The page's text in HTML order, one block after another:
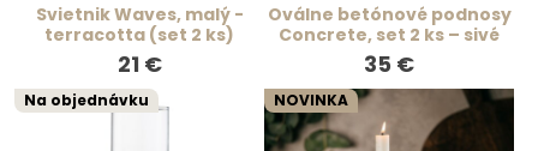
Svietnik Waves, malý -
terracotta (set 2 ks)
21 €
Oválne betónové podnosy
Concrete, set 2 ks – sivé
35 €
Na objednávku NOVINKA